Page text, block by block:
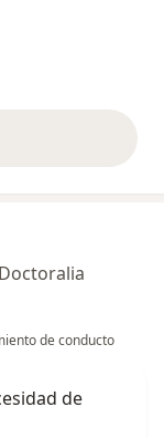
de conducto
de